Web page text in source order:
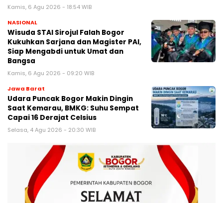
Kamis, 6 Agu 2026 - 18:54 WIB
NASIONAL
Wisuda STAI Sirojul Falah Bogor
Kukuhkan Sarjana dan Magister PAI,
Siap Mengabdi untuk Umat dan
Bangsa
Kamis, 6 Agu 2026 - 09:20 WIB
Jawa Barat
Udara Puncak Bogor Makin Dingin
Saat Kemarau, BMKG: Suhu Sempat
Capai 16 Derajat Celsius
Selasa, 4 Agu 2026 - 20:30 WIB